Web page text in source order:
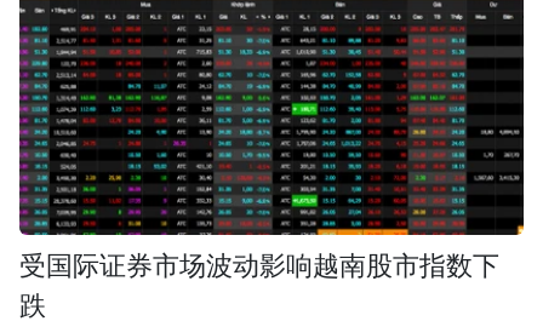
受国际证券市场波动影响越南股市指数下
跌